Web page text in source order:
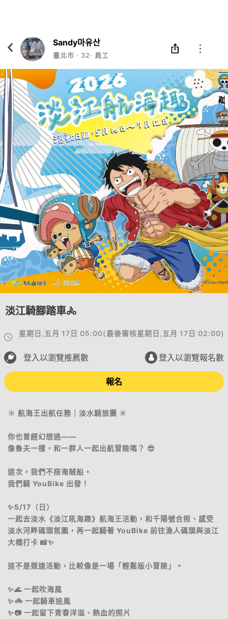
Sandy마유산
臺北市 ‧ 32‧ 員工
淡江騎腳踏車🚴
星期日,五月 17日 05:00(最後審核星期日,五月 17日 02:00)
登入以瀏覽推薦數 登入以瀏覽報名數
報名
☀️ 航海王出航任務｜淡水騎旅團 ☀️
你也曾經幻想過——
像魯夫一樣，和一群人一起出航冒險嗎？ 😎
這次，我們不搭海賊船。
我們騎 YouBike 出發！
✨5/17（日）
一起去淡水《淡江吼海趣》航海王活動，和千陽號合照、感受
淡水河畔碼頭氛圍，再一起騎著 YouBike 前往漁人碼頭與淡江
大橋打卡 📸✨
這不是競速活動，比較像是一場「輕鬆版小冒險」。
✨🌊 一起吹海風
✨🚲 一起騎車追風
✨📷 一起留下青春洋溢、熱血的照片